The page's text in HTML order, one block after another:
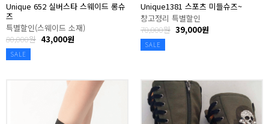
Unique 652 실버스타 스웨이드 롱슈
즈
특별할인(스웨이드 소재)
80,000원 43,000원
SALE
Unique1381 스포츠 미들슈즈~
창고정리 특별할인
70,000원 39,000원
SALE